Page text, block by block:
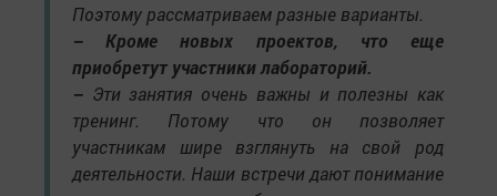
Поэтому рассматриваем разные варианты.
– Кроме новых проектов, что еще
приобретут участники лабораторий.
– Эти занятия очень важны и полезны как
тренинг. Потому что он позволяет
участникам шире взглянуть на свой род
деятельности. Наши встречи дают понимание